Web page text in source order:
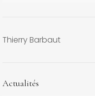
Thierry Barbaut
Actualités